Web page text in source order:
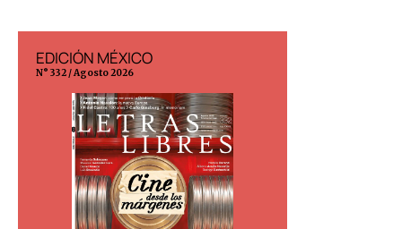
EDICIÓN MÉXICO
N° 332 / Agosto 2026